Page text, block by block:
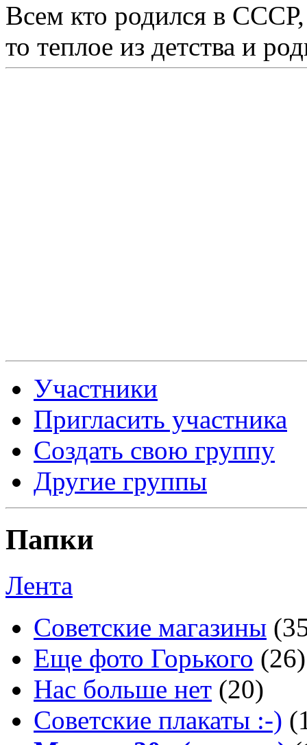
Всем кто родился в
то теплое из детства и
Участники
Пригласить участника
Создать свою группу
Другие группы
Папки
Лента
Советские магазины
Еще фото Горького (26)
Нас больше нет (20)
Советские плакаты :-)